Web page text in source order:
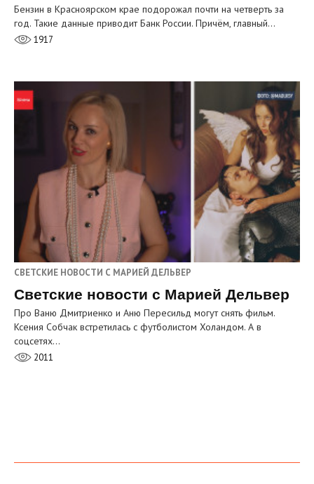
Бензин в Красноярском крае подорожал почти на четверть за
год. Такие данные приводит Банк России. Причём, главный…
1917
СВЕТСКИЕ НОВОСТИ С МАРИЕЙ ДЕЛЬВЕР
Светские новости с Марией Дельвер
Про Ваню Дмитриенко и Аню Пересильд могут снять фильм.
Ксения Собчак встретилась с футболистом Холандом. А в
соцсетях…
2011